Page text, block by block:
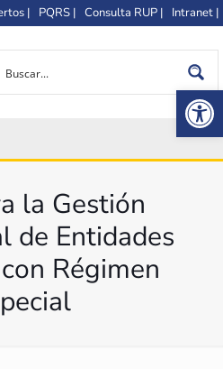
| PQRS | Consulta RUP | Intranet |
la Gestión
de Entidades
Régimen